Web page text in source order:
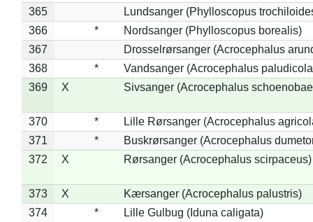
365
Lundsanger (Phylloscopus
366
*
Nordsanger (Phylloscopus borealis)
367
Drosselrørsanger (Acrocephalus
368
*
Vandsanger (Acrocephalus
369
X Sivsanger (Acrocephalus
370 *
Lille Rørsanger (Acrocephalus
371
*
Buskrørsanger (Acrocephalus
372
X Rørsanger (Acrocephalus scirpaceus)
373 X
Kærsanger (Acrocephalus palustris)
374
*
Lille Gulbug (Iduna caligata)